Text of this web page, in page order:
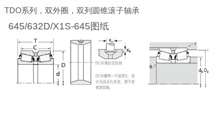
TDO系列，双外圈，双列圆锥滚子轴承
645/632D/X1S-645图纸